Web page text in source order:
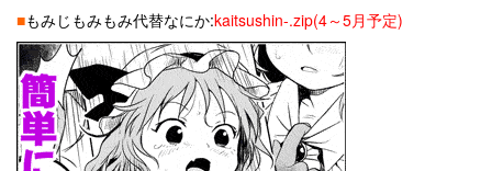
■もみじもみもみ代替なにか:kaitsushin-.zip(4～5月予定)